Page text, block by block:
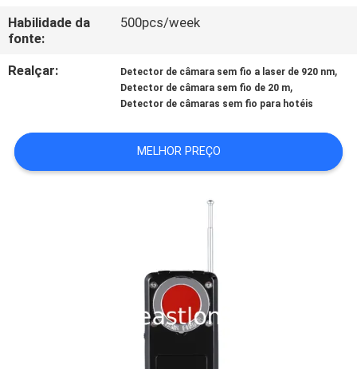
NOS
CASOS
Habilidade da
fonte:
500pcs/week
Realçar: Detector de câmara sem fio a laser de 920 nm,
Detector de câmara sem fio de 20 m,
Detector de câmaras sem fio para hotéis
MELHOR PREÇO